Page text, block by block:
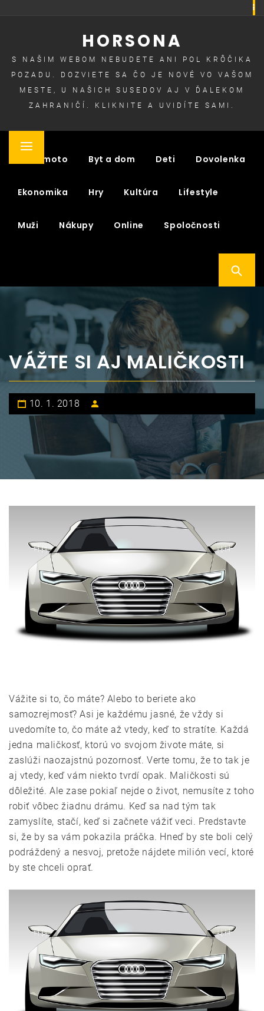
HORSONA
S NAŠIM WEBOM NEBUDETE ANI POL KRÔČIKA
POZADU. DOZVIETE SA ČO JE NOVÉ VO VAŠOM
MESTE, U NAŠICH SUSEDOV AJ V ĎALEKOM
ZAHRANIČÍ. KLIKNITE A UVIDÍTE SAMI.
Primary
Auto moto Byt a dom Deti Dovolenka
Ekonomika Hry Kultúra Lifestyle
Muži Nákupy Online Spoločnosti
VÁŽTE SI AJ MALIČKOSTI
10. 1. 2018
Vážite si to, čo máte? Alebo to beriete ako
samozrejmosť? Asi je každému jasné, že vždy si
uvedomíte to, čo máte až vtedy, keď to stratíte. Každá
jedna maličkosť, ktorú vo svojom živote máte, si
zaslúži naozajstnú pozornosť. Verte tomu, že to tak je
aj vtedy, keď vám niekto tvrdí opak. Maličkosti sú
dôležité. Ale zase pokiaľ nejde o život, nemusíte z toho
robiť vôbec žiadnu drámu. Keď sa nad tým tak
zamyslíte, stačí, keď si začnete vážiť veci. Predstavte
si, že by sa vám pokazila práčka. Hneď by ste boli celý
podráždený a nesvoj, pretože nájdete milión vecí, ktoré
by ste chceli oprať.